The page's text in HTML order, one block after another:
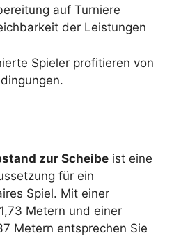
auf Turniere
der Leistungen
Spieler profitieren von
zur Scheibe ist eine
für ein
Spiel. Mit einer
Metern und einer
Metern entsprechen Sie